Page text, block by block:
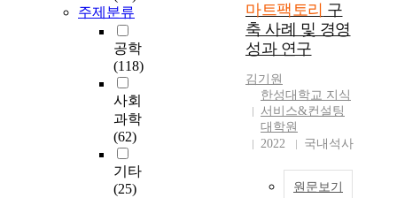
주제분류
공학
(118)
사회
과학
(62)
기타
(25)
마트팩토리 구
축 사례 및 경영
성과 연구
김기원
한성대학교 지식
서비스&컨설팅
대학원
2022
국내석사
원문보기